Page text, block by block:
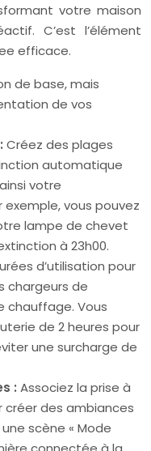
votre maison
C’est l’élément
efficace.
de base, mais
de vos
Créez des plages
automatique
votre
exemple, vous pouvez
lampe de chevet
à 23h00.
d’utilisation pour
chargeurs de
chauffage. Vous
de 2 heures pour
une surcharge de
: Associez la prise à
des ambiances
scène « Mode